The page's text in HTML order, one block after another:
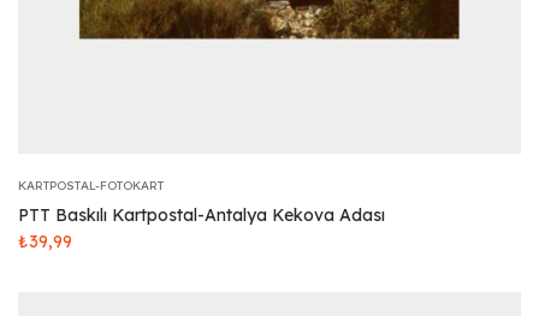
KARTPOSTAL-FOTOKART
PTT Baskılı Kartpostal-Antalya Kekova Adası
₺39,99